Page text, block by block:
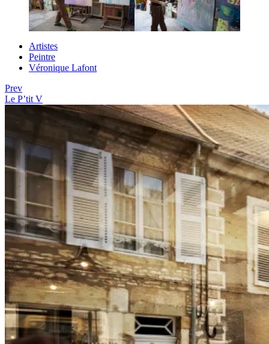
Artistes
Peintre
Véronique Lafont
Prev
Le P’tit V